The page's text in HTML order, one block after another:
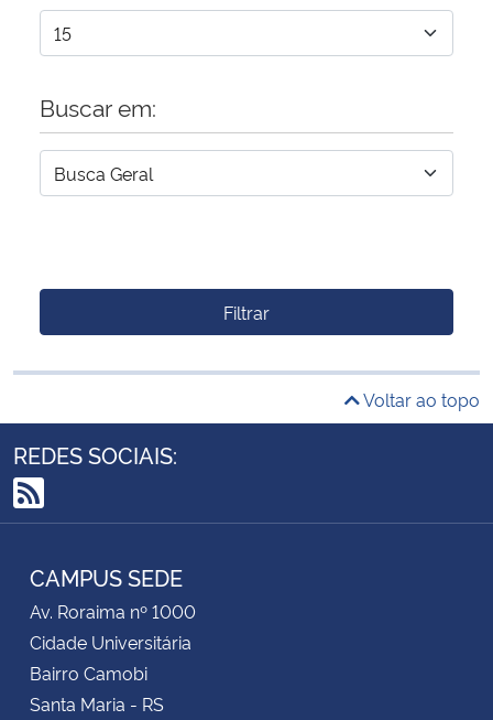
Buscar em:
Filtrar
Voltar ao topo
REDES SOCIAIS:
RSS
CAMPUS SEDE
Av. Roraima nº 1000
Cidade Universitária
Bairro Camobi
Santa Maria - RS